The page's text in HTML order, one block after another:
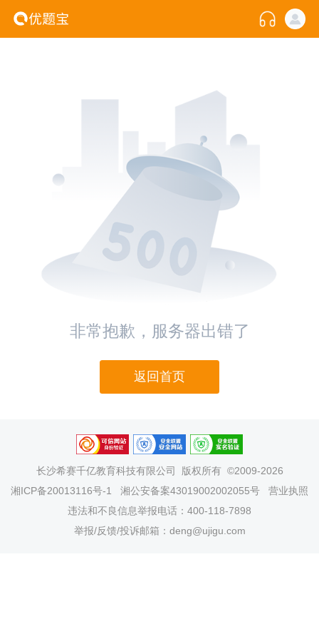
非常抱歉，服务器出错了
返回首页
长沙希赛千亿教育科技有限公司
版权所有 ©2009-2026
湘ICP备20013116号-1
湘公安备案43019002002055号
营业执照
违法和不良信息举报电话：400-118-7898
举报/反馈/投诉邮箱：deng@ujigu.com